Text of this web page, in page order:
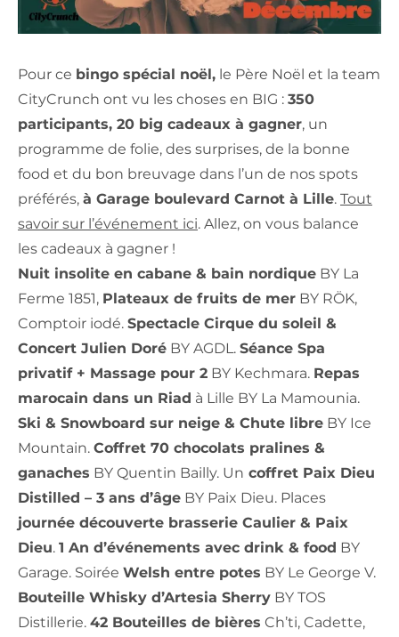
Pour ce bingo spécial noël, le Père Noël et la team
CityCrunch ont vu les choses en BIG : 350
participants, 20 big cadeaux à gagner, un
programme de folie, des surprises, de la bonne
food et du bon breuvage dans l’un de nos spots
préférés, à Garage boulevard Carnot à Lille. Tout
savoir sur l’événement ici. Allez, on vous balance
les cadeaux à gagner !
Nuit insolite en cabane & bain nordique BY La
Ferme 1851, Plateaux de fruits de mer BY RÖK,
Comptoir iodé. Spectacle Cirque du soleil &
Concert Julien Doré BY AGDL. Séance Spa
privatif + Massage pour 2 BY Kechmara. Repas
marocain dans un Riad à Lille BY La Mamounia.
Ski & Snowboard sur neige & Chute libre BY Ice
Mountain. Coffret 70 chocolats pralines &
ganaches BY Quentin Bailly. Un coffret Paix Dieu
Distilled – 3 ans d’âge BY Paix Dieu. Places
journée découverte brasserie Caulier & Paix
Dieu. 1 An d’événements avec drink & food BY
Garage. Soirée Welsh entre potes BY Le George V.
Bouteille Whisky d’Artesia Sherry BY TOS
Distillerie. 42 Bouteilles de bières Ch’ti, Cadette,